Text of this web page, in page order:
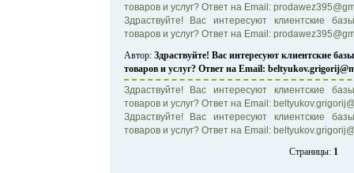
товаров и услуг? Ответ на Email:
Здраствуйте! Вас интересуют клиентские
товаров и услуг? Ответ на Email:
Автор: Здраствуйте! Вас интересуют клиентские
товаров и услуг? Ответ на Email:
Здраствуйте! Вас интересуют клиентские
товаров и услуг? Ответ на Email:
Здраствуйте! Вас интересуют клиентские
товаров и услуг? Ответ на Email:
Страницы: 1